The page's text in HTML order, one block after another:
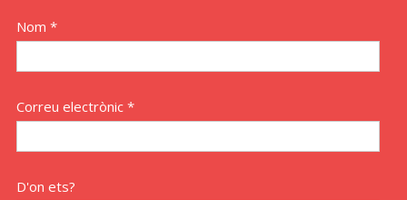
Nom *
Correu electrònic *
D'on ets?